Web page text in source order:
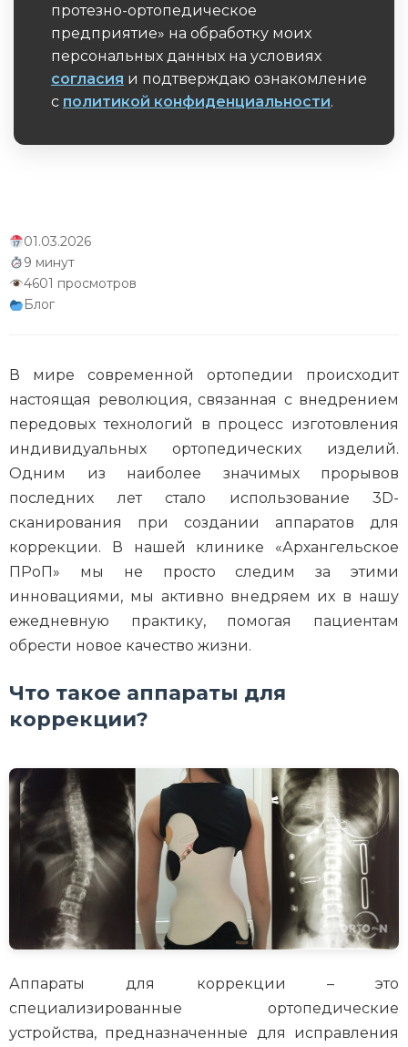
Экономическая эффективность
использования 3D-сканирования
Обучение пациентов использованию
корректирующих аппаратов
Интеграция с телемедициной
Заключение
протезно-ортопедическое
предприятие» на обработку моих
персональных данных на условиях
согласия и подтверждаю ознакомление
с политикой конфиденциальности.
01.03.2026
9 минут
4601 просмотров
Блог
В мире современной ортопедии происходит
настоящая революция, связанная с внедрением
передовых технологий в процесс изготовления
индивидуальных ортопедических изделий.
Одним из наиболее значимых прорывов
последних лет стало использование 3D-
сканирования при создании аппаратов для
коррекции. В нашей клинике «Архангельское
ПРоП» мы не просто следим за этими
инновациями, мы активно внедряем их в нашу
ежедневную практику, помогая пациентам
обрести новое качество жизни.
Что такое аппараты для
коррекции?
Аппараты для коррекции – это
специализированные ортопедические
устройства, предназначенные для исправления